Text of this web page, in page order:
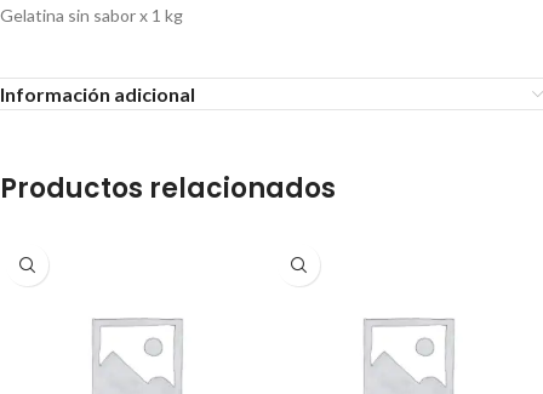
Gelatina sin sabor x 1 kg
Información adicional
Productos relacionados